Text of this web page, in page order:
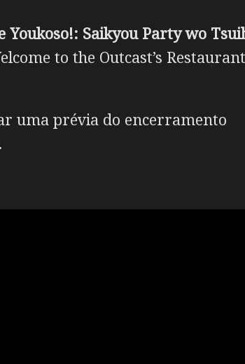
Youkoso!: Saikyou Party wo
to the Outcast’s
uma prévia do encerramento